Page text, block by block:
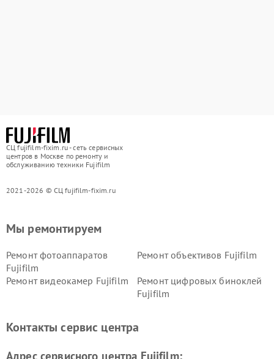
СЦ fujifilm-fixim.ru - сеть сервисных
центров в Москве по ремонту и
обслуживанию техники Fujifilm
2021-2026 © СЦ fujifilm-fixim.ru
Мы ремонтируем
Ремонт фотоаппаратов
Fujifilm
Ремонт объективов Fujifilm
Ремонт видеокамер Fujifilm
Ремонт цифровых биноклей
Fujifilm
Контакты сервис центра
Адрес сервисного центра Fujifilm: